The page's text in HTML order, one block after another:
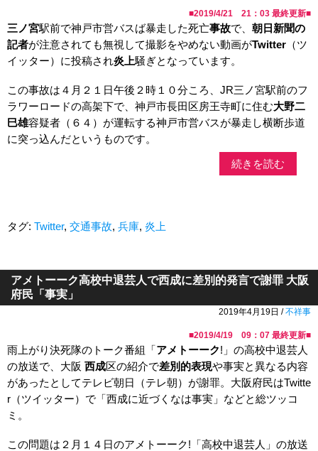
■2019/4/21 21：03 最終更新■
三ノ宮駅前で神戸市営バスば暴走した死亡事故で、 朝日新聞の
記者が注意されても無視して撮影をやめない動画がTwitter （ツ
イッター）に投稿され炎上騒ぎとなっています。
この事故は４月２１日午後２時１０分ころ、JR三ノ宮駅前のフ
ラワーロードの高架下で、神戸市長田区房王寺町に住む大野二
巳雄容疑者（６４）が運転する神戸市営バスが暴走し横断歩道
に突っ込んだというものです。
続きを読む
タグ: Twitter, 交通事故, 兵庫, 炎上
アメトーーク高校中退芸人で西成に差別的発言で謝罪 大阪
府民「事実」
2019年4月19日 /不祥事
■2019/4/19 09：07 最終更新■
雨上がり決死隊のトーク番組「アメトーーク!」の高校中退芸人
の放送で、大阪 西成区の紹介で差別的表現や事実と異なる内容
があったとしてテレビ朝日（テレ朝）が謝罪。大阪府民はTwitte
r（ツイッター）で「西成に近づくなは事実」などと総ツッコ
ミ。
この問題は２月１４日のアメトーーク!「高校中退芸人」の放送